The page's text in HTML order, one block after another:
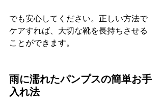
でも安心してください。正しい方法で
ケアすれば、大切な靴を長持ちさせる
ことができます。
雨に濡れたパンプスの簡単お手
入れ法